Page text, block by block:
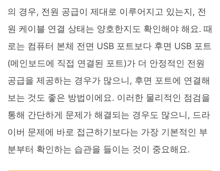
의 경우, 전원 공급이 제대로 이루어지고 있는지, 전
원 케이블 연결 상태는 양호한지도 확인해야 해요. 때
로는 컴퓨터 본체 전면 USB 포트보다 후면 USB 포트
(메인보드에 직접 연결된 포트)가 더 안정적인 전원
공급을 제공하는 경우가 많으니, 후면 포트에 연결해
보는 것도 좋은 방법이에요. 이러한 물리적인 점검을
통해 간단하게 문제가 해결되는 경우도 많으니, 드라
이버 문제에 바로 접근하기보다는 가장 기본적인 부
분부터 확인하는 습관을 들이는 것이 중요해요.